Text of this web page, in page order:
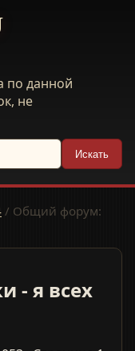
по данной
не
Искать
/ Общий форум:
- я всех